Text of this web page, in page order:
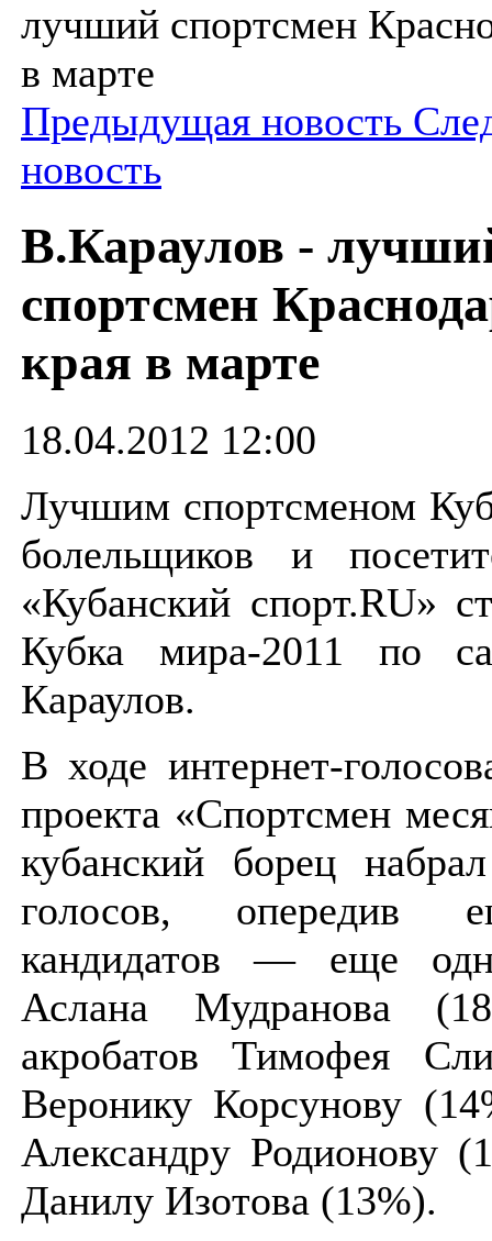
лучший спортсмен
в марте
Предыдущая новость
новость
В.Караулов -
спортсмен
края в марте
18.04.2012 12:00
Лучшим спортсменом
болельщиков и
«Кубанский спорт.RU»
Кубка мира-2011 по
Караулов.
В ходе интернет-
проекта «Спортсмен
кубанский борец
голосов, опередив
кандидатов — еще
Аслана Мудранова
акробатов Тимофея
Веронику Корсунову
Александру Родионову
Данилу Изотова (13%).